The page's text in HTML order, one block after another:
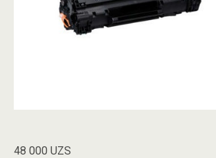
48 000 UZS